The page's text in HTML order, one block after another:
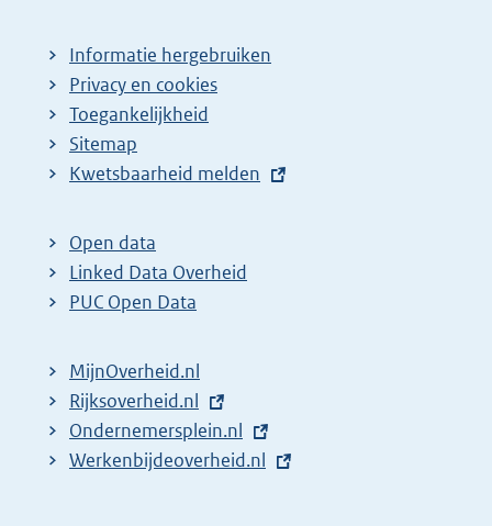
Informatie hergebruiken
Privacy en cookies
Toegankelijkheid
Sitemap
E
t
e
r
l
i
n
k
Kwetsbaarheid melden
Open data
Linked Data Overheid
PUC Open Data
MijnOverheid.nl
E
x
t
Rijksoverheid.nl
E
x
Ondernemersplein.nl
E
Werkenbijdeoverheid.nl